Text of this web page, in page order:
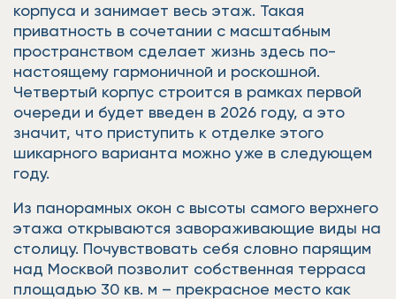
корпуса и занимает весь этаж. Такая
приватность в сочетании с масштабным
пространством сделает жизнь здесь по-
настоящему гармоничной и роскошной.
Четвертый корпус строится в рамках первой
очереди и будет введен в 2026 году, а это
значит, что приступить к отделке этого
шикарного варианта можно уже в следующем
году.
Из панорамных окон с высоты самого верхнего
этажа открываются завораживающие виды на
столицу. Почувствовать себя словно парящим
над Москвой позволит собственная терраса
площадью 30 кв. м – прекрасное место как